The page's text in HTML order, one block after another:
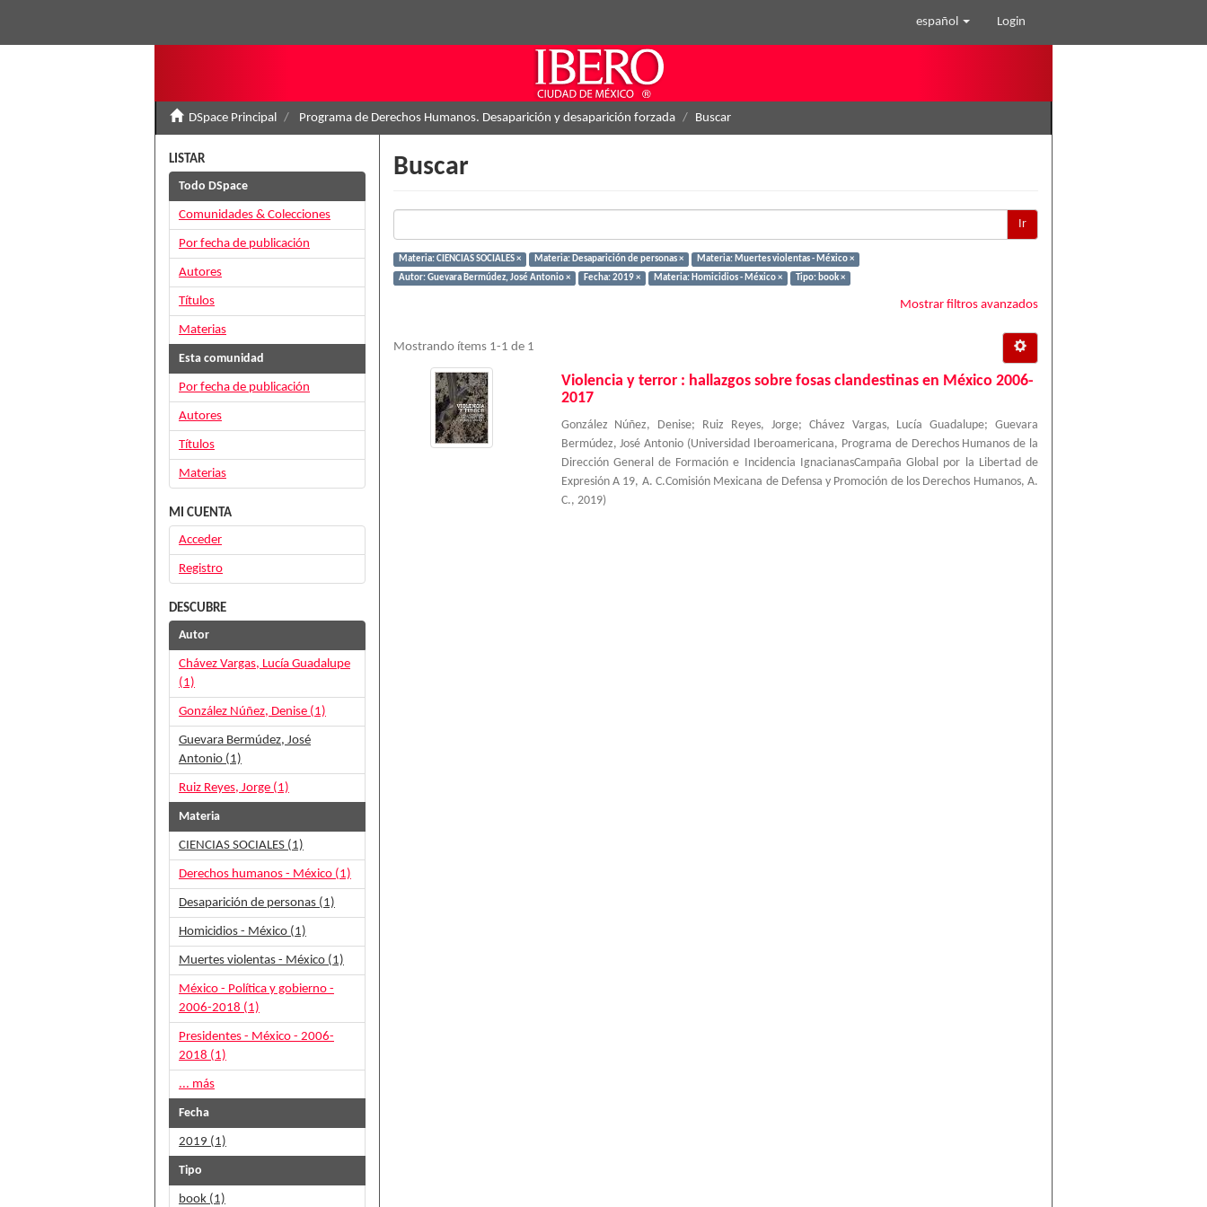
español Login
DSpace Principal Programa de Derechos Humanos. Desaparición y desaparición forzada Buscar
Buscar
Ir
Materia: CIENCIAS SOCIALES × Materia: Desaparición de personas ×
Materia: Muertes violentas - México ×
Autor: Guevara Bermúdez, José Antonio ×
Fecha: 2019 × Materia: Homicidios - México × Tipo: book ×
Mostrar filtros avanzados
Mostrando ítems 1-1 de 1
Violencia y terror : hallazgos sobre fosas clandestinas en México 2006-
2017
González Núñez, Denise; Ruiz Reyes, Jorge; Chávez Vargas, Lucía Guadalupe;Guevara
Bermúdez, José Antonio (Universidad Iberoamericana, Programa de Derechos Humanos de la
Dirección General de Formación e Incidencia IgnacianasCampaña Global por la Libertad de
Expresión A 19, A. C.Comisión Mexicana de Defensa y Promoción de los Derechos Humanos, A.
C., 2019)
LISTAR
Todo DSpace
Comunidades & Colecciones
Por fecha de publicación
Autores
Títulos
Materias
Esta comunidad
Por fecha de publicación
Autores
Títulos
Materias
MI CUENTA
Acceder
Registro
DESCUBRE
Autor
Chávez Vargas, Lucía Guadalupe
(1)
González Núñez, Denise (1)
Guevara Bermúdez, José
Antonio (1)
Ruiz Reyes, Jorge (1)
Materia
CIENCIAS SOCIALES (1)
Derechos humanos - México (1)
Desaparición de personas (1)
Homicidios - México (1)
Muertes violentas - México (1)
México - Política y gobierno -
2006-2018 (1)
Presidentes - México - 2006-
2018 (1)
... más
Fecha
2019 (1)
Tipo
book (1)